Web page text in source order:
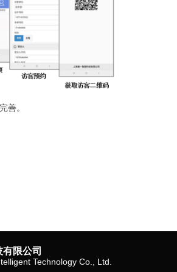
善。
限公司
Technology Co., Ltd.